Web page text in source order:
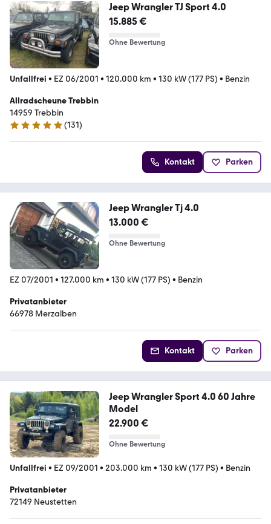
Jeep Wrangler TJ Sport 4.0
15.885 €
Ohne Bewertung
Unfallfrei • EZ 06/2001 • 120.000 km • 130 kW (177 PS) • Benzin
Allradscheune Trebbin
14959 Trebbin
5 Sterne
(131)
Kontakt Parken
Jeep Wrangler Tj 4.0
13.000 €
Ohne Bewertung
EZ 07/2001 • 127.000 km • 130 kW (177 PS) • Benzin
Privatanbieter
66978 Merzalben
Kontakt Parken
Jeep Wrangler Sport 4.0 60 Jahre
Model
22.900 €
Ohne Bewertung
Unfallfrei • EZ 09/2001 • 203.000 km • 130 kW (177 PS) • Benzin
Privatanbieter
72149 Neustetten